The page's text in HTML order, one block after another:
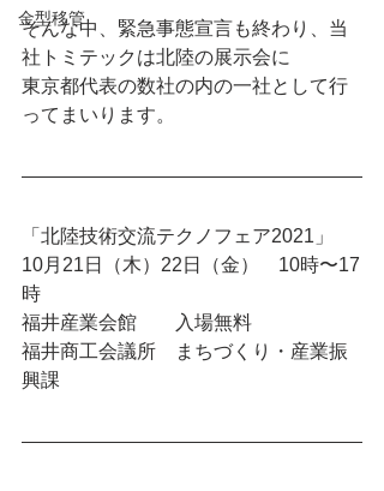
金型移管
そんな中、緊急事態宣言も終わり、当
社トミテックは北陸の展示会に
東京都代表の数社の内の一社として行
ってまいります。
「北陸技術交流テクノフェア2021」
10月21日（木）22日（金）　10時〜17
時
福井産業会館　　入場無料
福井商工会議所　まちづくり・産業振
興課